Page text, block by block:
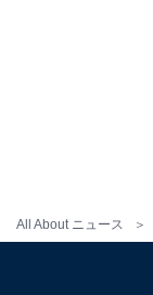
All About ニュース